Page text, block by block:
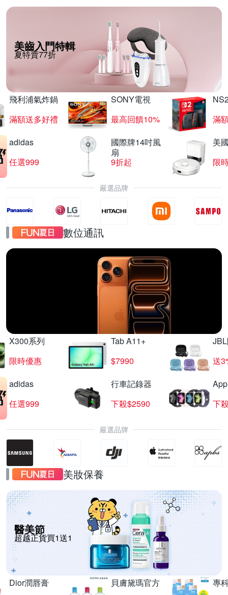
美齒入門特輯
夏特賣77折
飛利浦氣炸鍋
滿額送多好禮
SONY電視
最高回饋10%
滿
adidas
任選999
國際牌14吋風
扇
9折起
美
限
嚴選品牌
數位通訊
X300系列
限時優惠
Tab A11+
$7990
送
adidas
任選999
行車記錄器
下殺$2590
下
嚴選品牌
美妝保養
醫美節
超越正貨買1送1
Dior潤唇膏
貝膚黛瑪官方
專